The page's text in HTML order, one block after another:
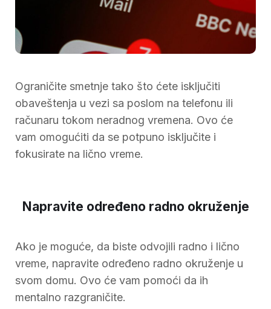
Ograničite smetnje tako što ćete isključiti
obaveštenja u vezi sa poslom na telefonu ili
računaru tokom neradnog vremena. Ovo će
vam omogućiti da se potpuno isključite i
fokusirate na lično vreme.
Napravite određeno radno okruženje
Ako je moguće, da biste odvojili radno i lično
vreme, napravite određeno radno okruženje u
svom domu. Ovo će vam pomoći da ih
mentalno razgraničite.